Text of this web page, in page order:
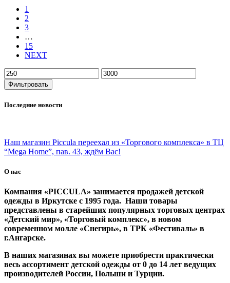
1
2
3
…
15
NEXT
Фильтровать
Последние новости
Наш магазин Piccula переехал из «Торгового комплекса» в ТЦ
“Mega Home”, пав. 43, ждём Вас!
О нас
Компания «PICCULA» занимается продажей детской
одежды в Иркутске с 1995 года. Наши товары
представлены в старейших популярных торговых центрах
«Детский мир», «Торговый комплекс», в новом
современном молле «Снегирь», в ТРК «Фестиваль» в
г.Ангарске.
В наших магазинах вы можете приобрести практически
весь ассортимент детской одежды от 0 до 14 лет ведущих
производителей России, Польши и Турции.